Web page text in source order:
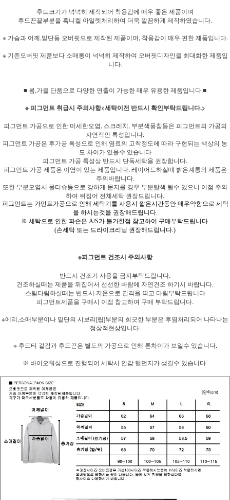
후드크기가 넉넉히 제작되어 착용감에 매우 좋은 제품이며
후드끈끝부분을 흑니켈 아일렛처리하여 더욱 깔끔하게 제작하였습니다.
※ 가슴과 어께,밑단등 오버핏으로 제작된 제품이며, 착용감이 매우 편한 제품입니다.
※ 기존오버핏 제품보다 소매통이 넉넉히 제작하여 오버핏디자인을 최대화한 제품입
니다.
■ 봄,가을 단품으로 다양한 연출이 가능한 매우 유용한 제품입니다.■
※ 피그먼트 취급시 주의사항<세탁이전 반드시 확인부탁드립니다.>
피그먼트 가공으로 인한 미세한오염, 스크레치, 부분색뭉침등은 피그먼트의 가공의
자연적인 특성입니다.
피그먼트 가공은 후가공 특성으로 인해 염료의 고착정도에 따라 구현되는 색상의 농
도 차이가 있을수 있습니다
피그먼트 가공 특성상 반드시 단독세탁을 권장합니다.
피그먼트 가공 제품은 이염이 있는 제품입니다. 레이어드하실때 밝은계통의 제품은
주의바랍니다.
또한 부분오염시 물티슈등으로 강하게 문지를 경우 부분탈색 될수 있으니 이점 주의
하여 뒤집어 전체세탁 권장드립니다.
피그먼트는 가먼트가공으로 인해 세탁기를 사용시 짧은시간동안 매우약함으로 세탁
을 하시는것을 권장해드립니다.
※ 세탁으로 인한 파손은 A/S가 불가한점 참고하여 구매부탁드립니다.
(손세탁 또는 드라이크리닝 권장해드립니다.)
※피그먼트 건조시 주의사항
반드시 건조기 사용을 금지부탁드립니다.
건조하실때는 제품을 뒤집어서 선선한 바람에 자연건조 하기시 바랍니다.
스팀다림하실때는 반드시 저온으로 간격을 띄고 다림부탁드립니다
피그먼트제품을 구매시 이점 참고하여 구매 부탁드립니다.
※에리,소매부분이나 밑단의 시보리[립]부분의 희긋한 부분은 후염처리되어 나타나는
정상적현상입니다.
※ 후드티 겉감과 후드끈은 별도의 가공으로 인해 톤차이가 보일수 있습니다.
※ 바이오워싱으로 진행되어 세탁시 안감 털먼지가 생길수 있습니다.